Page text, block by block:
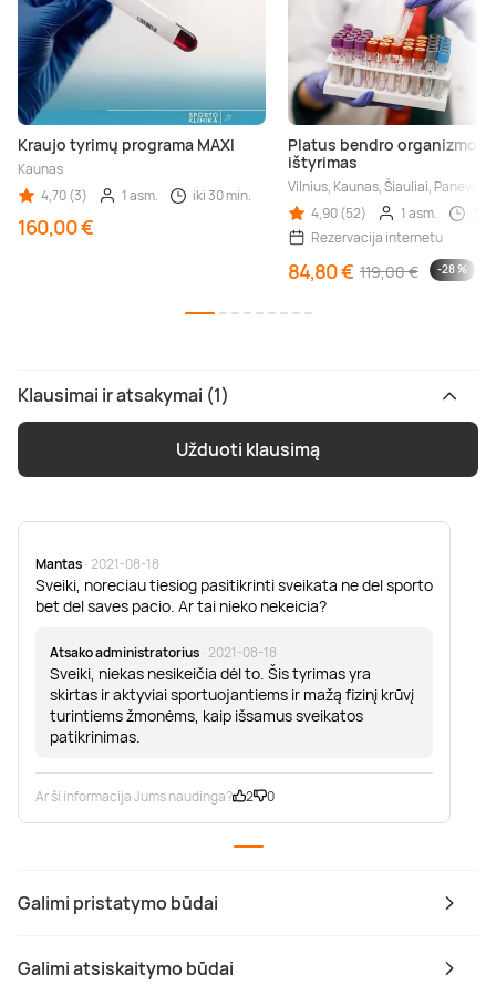
Galimi pristatymo būdai
Galimi atsiskaitymo būdai
Kraujo tyrimų programa MAXI
Kaunas
4,70 (3)
1 asm. iki 30 min.
160,00 €
Platus bendro organizmo
ištyrimas
Vilnius, Kaunas, Šiauliai,
4,90 (52)
1 asm.
Rezervacija internetu
84,80 € 119,00 € -28 %
Klausimai ir atsakymai (1)
Užduoti klausimą
Mantas · 2021-08-18
Sveiki, noreciau tiesiog pasitikrinti sveikata ne del sporto
bet del saves pacio. Ar tai nieko nekeicia?
Atsako administratorius · 2021-08-18
Sveiki, niekas nesikeičia dėl to. Šis tyrimas yra
skirtas ir aktyviai sportuojantiems ir mažą fizinį krūvį
turintiems žmonėms, kaip išsamus sveikatos
patikrinimas.
Ar ši informacija Jums naudinga? 2 0